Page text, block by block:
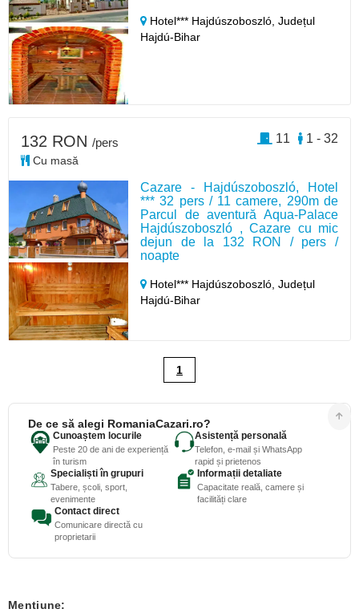
Hotel*** Hajdúszoboszló,Județul
Hajdú-Bihar
Cazare - Hajdúszoboszló, Hotel
*** 32 pers / 11 camere, 290m de
Parcul de aventură Aqua-Palace
Hajdúszoboszló , Cazare cu mic
dejun de la 132 RON / pers /
noapte
Hotel*** Hajdúszoboszló,Județul
Hajdú-Bihar
132 RON /pers
Cu masă
1 - 32
11
1
De ce să alegi RomaniaCazari.ro?
Cunoaștem locurile
Peste 20 de ani de experiență
în turism
Asistență personală
Telefon, e-mail și WhatsApp
rapid și prietenos
Specialiști în grupuri
Tabere, școli, sport,
evenimente
Informații detaliate
Capacitate reală, camere și
facilități clare
Contact direct
Comunicare directă cu
proprietarii
Mentiune: